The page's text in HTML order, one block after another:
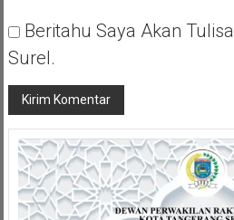
Beritahu Saya Akan
Surel.